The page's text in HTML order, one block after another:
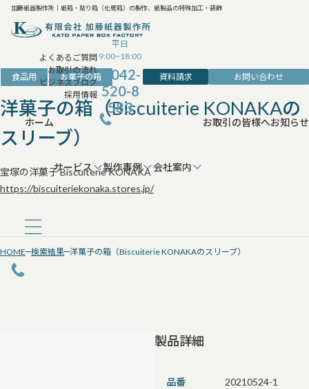
加藤紙器製作所｜紙箱・貼り箱（化粧箱）の製作、紙製品の特殊加工・装飾
よくあるご質問
お取引の流れ
ビジネスブログ
採用情報
平日
9:00~18:00
042-
520-8
583
資料請求 お問い合わせ
ホーム
サービス 製作事例 会社案内
お取引の皆様へお知らせ
食品用 お菓子の箱
洋菓子の箱（Biscuiterie KONAKAの
スリーブ）
宝塚の洋菓子 Biscuiterie KONAKA
https://biscuiteriekonaka.stores.jp/
HOME 検索結果 洋菓子の箱（Biscuiterie KONAKAのスリーブ）
製品詳細
品番 20210524-1